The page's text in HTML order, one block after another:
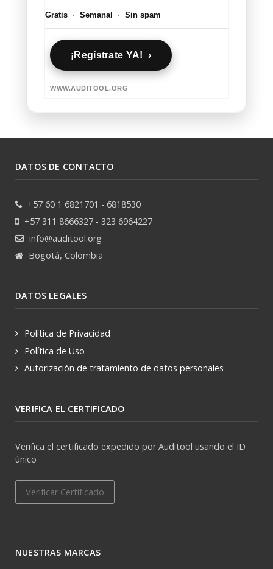
Gratis · Semanal · Sin spam
¡Regístrate YA! ›
WWW.AUDITOOL.ORG
DATOS DE CONTACTO
+57 60 1 6821701 - 6818530
+57 311 8666327 - 323 6964227
info@auditool.org
Bogotá, Colombia
DATOS LEGALES
Política de Privacidad
Política de Uso
Autorización de tratamiento de datos personales
VERIFICA EL CERTIFICADO
Verifica el certificado expedido por Auditool usando el ID
único
Verificar Certificado
NUESTRAS MARCAS